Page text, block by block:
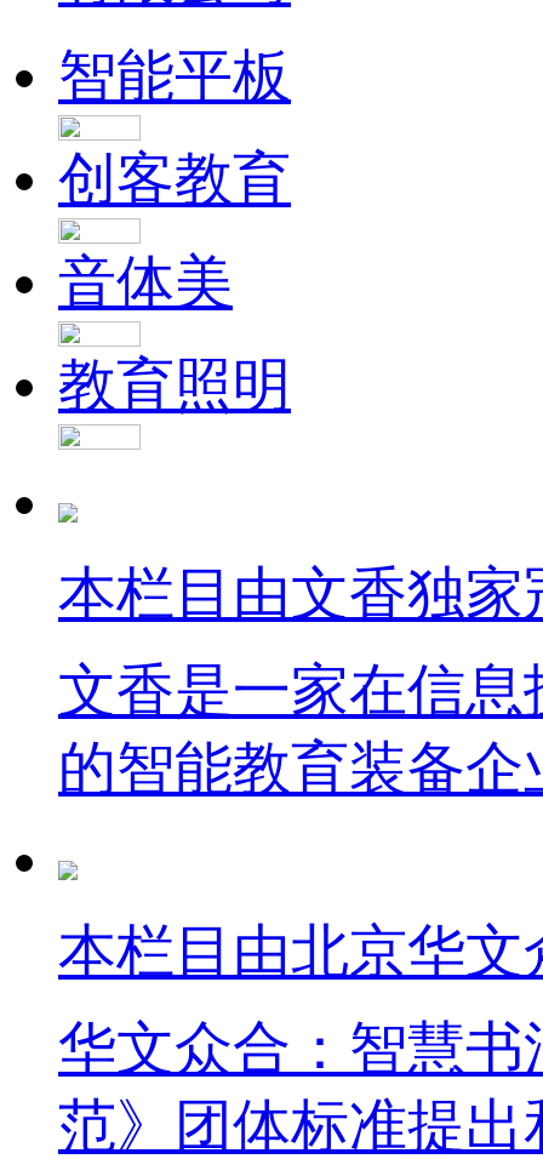
智能平板
创客教育
音体美
教育照明
本栏目由文香独家
文香是一家在信
的智能教育装备企
本栏目由北京华
华文众合：智慧
范》团体标准提